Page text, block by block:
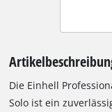
Die Einhell
Solo ist ein